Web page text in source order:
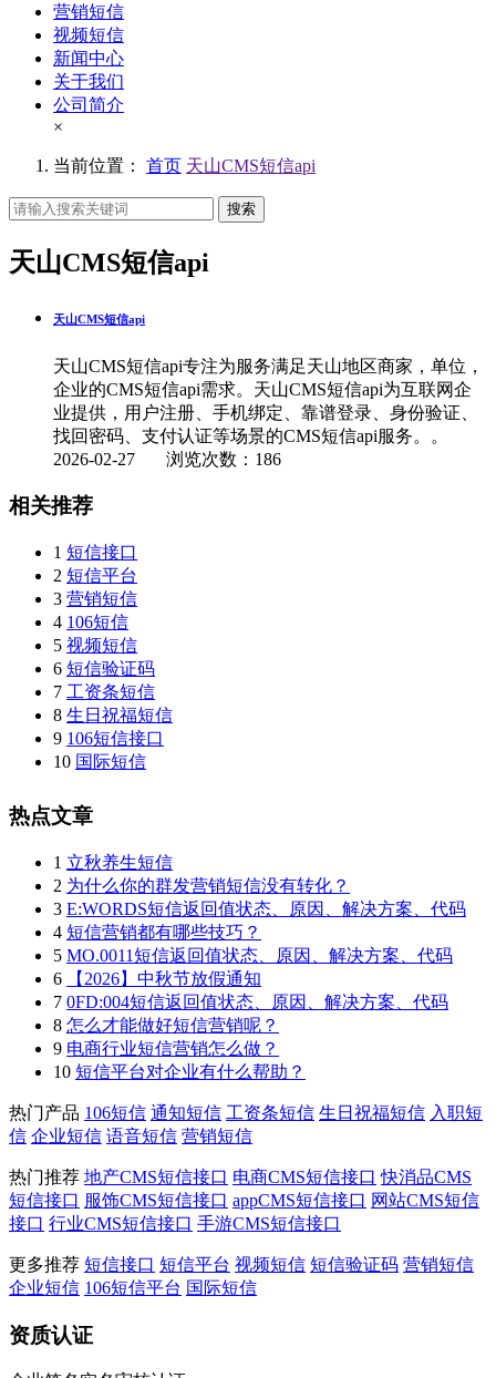
营销短信
视频短信
新闻中心
关于我们
公司简介
×
当前位置： 首页 天山CMS短信api
搜索
天山CMS短信api
天山CMS短信api
天山CMS短信api专注为服务满足天山地区商家，单位，
企业的CMS短信api需求。天山CMS短信api为互联网企
业提供，用户注册、手机绑定、靠谱登录、身份验证、
找回密码、支付认证等场景的CMS短信api服务。。
2026-02-27 浏览次数：186
相关推荐
1 短信接口
2 短信平台
3 营销短信
4 106短信
5 视频短信
6 短信验证码
7 工资条短信
8 生日祝福短信
9 106短信接口
10 国际短信
热点文章
1 立秋养生短信
2 为什么你的群发营销短信没有转化？
3 E:WORDS短信返回值状态、原因、解决方案、代码
4 短信营销都有哪些技巧？
5 MO.0011短信返回值状态、原因、解决方案、代码
6
【2026】中秋节放假通知
7 0FD:004短信返回值状态、原因、解决方案、代码
8 怎么才能做好短信营销呢？
9 电商行业短信营销怎么做？
10 短信平台对企业有什么帮助？
热门产品 106短信 通知短信 工资条短信 生日祝福短信 入职短
信 企业短信 语音短信 营销短信
热门推荐 地产CMS短信接口 电商CMS短信接口 快消品CMS
短信接口 服饰CMS短信接口 appCMS短信接口 网站CMS短信
接口 行业CMS短信接口 手游CMS短信接口
更多推荐 短信接口 短信平台 视频短信 短信验证码 营销短信
企业短信 106短信平台 国际短信
资质认证